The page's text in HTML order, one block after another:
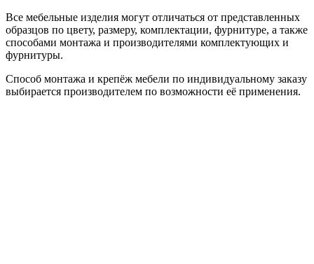
Все мебельные изделия могут отличаться от представленных
образцов по цвету, размеру, комплектации, фурнитуре, а также
способами монтажа и производителями комплектующих и
фурнитуры.
Способ монтажа и крепёж мебели по индивидуальному заказу
выбирается производителем по возможности её применения.